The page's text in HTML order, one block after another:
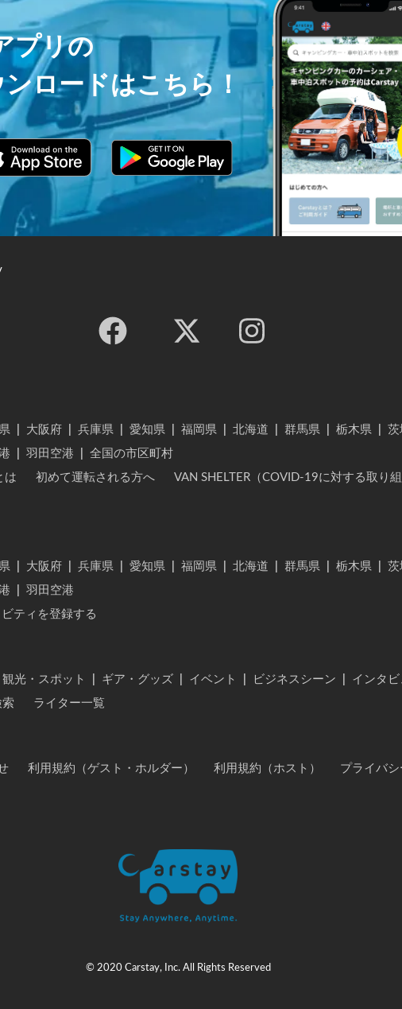
プリの
ロードはこちら！
大阪府 兵庫県 愛知県 福岡県 北海道 群馬県 栃木県 茨
羽田空港
全国の市区町村
は
初めて運転される方へ VAN SHELTER（COVID-19に対する取り組
大阪府 兵庫県 愛知県 福岡県 北海道 群馬県 栃木県 茨
羽田空港
ティを登録する
光・スポット ギア・グッズ イベント ビジネスシーン
インタ
ライター一覧
利用規約（ゲスト・ホルダー） 利用規約（ホスト） プライバ
© 2020 Carstay, Inc. All Rights Reserved